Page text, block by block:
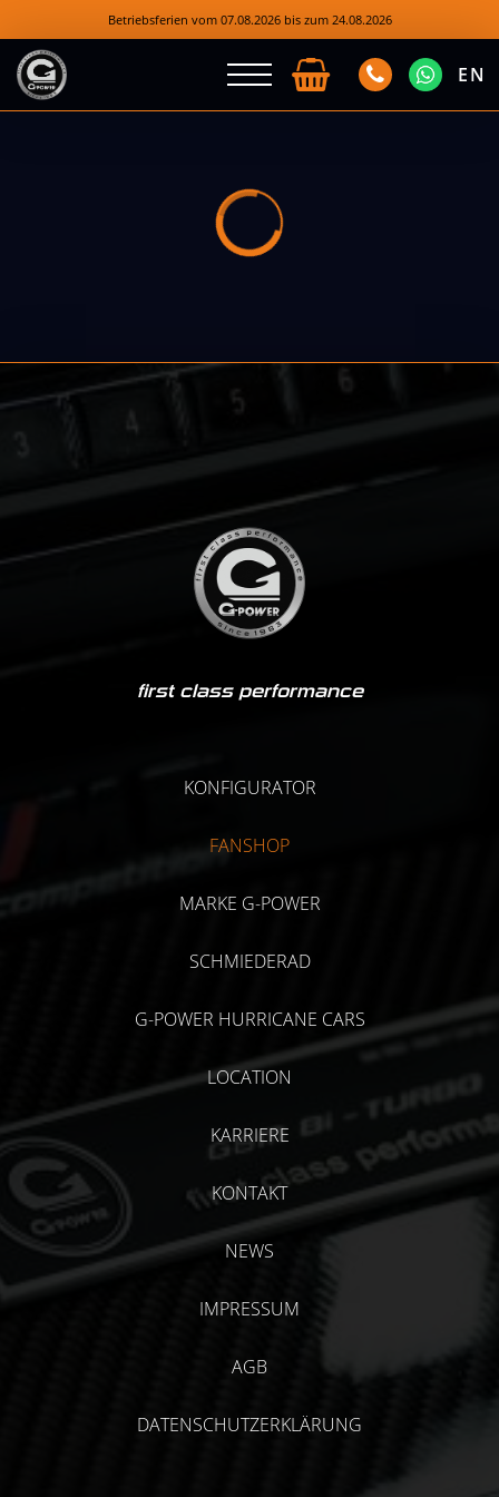
Betriebsferien vom 07.08.2026 bis zum 24.08.2026
EN
first class performance
KONFIGURATOR
FANSHOP
MARKE G-POWER
SCHMIEDERAD
G-POWER HURRICANE CARS
LOCATION
KARRIERE
KONTAKT
NEWS
IMPRESSUM
AGB
DATENSCHUTZERKLÄRUNG